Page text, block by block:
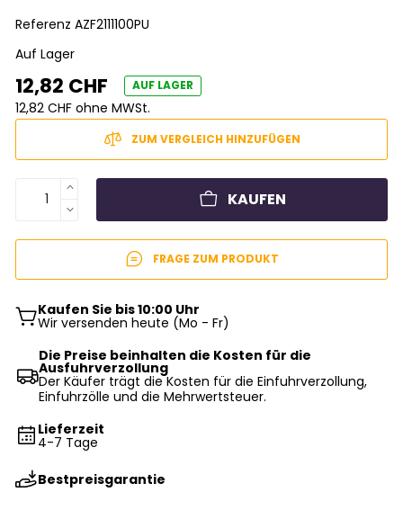
ReferenzAZF2111100PU
Auf Lager
12,82 CHF AUF LAGER
12,82 CHF ohne MWSt.
ZUM VERGLEICH HINZUFÜGEN
KAUFEN
FRAGE ZUM PRODUKT
Kaufen Sie bis 10:00 Uhr
Wir versenden heute (Mo - Fr)
Die Preise beinhalten die Kosten für die
Ausfuhrverzollung
Der Käufer trägt die Kosten für die Einfuhrverzollung,
Einfuhrzölle und die Mehrwertsteuer.
Lieferzeit
4-7 Tage
Bestpreisgarantie